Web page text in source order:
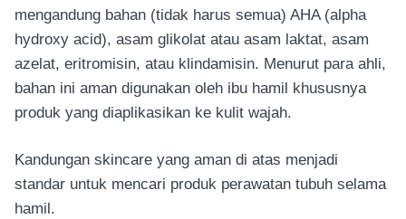
mengandung bahan (tidak harus semua) AHA (alpha
hydroxy acid), asam glikolat atau asam laktat, asam
azelat, eritromisin, atau klindamisin. Menurut para ahli,
bahan ini aman digunakan oleh ibu hamil khususnya
produk yang diaplikasikan ke kulit wajah.
Kandungan skincare yang aman di atas menjadi
standar untuk mencari produk perawatan tubuh selama
hamil.